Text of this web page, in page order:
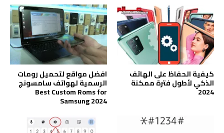
كيفية الحفاظ على الهاتف
الذكي لأطول فترة ممكنة
2024
افضل مواقع لتحميل رومات
الرسمية لهواتف سامسونج
Best Custom Roms for
Samsung 2024